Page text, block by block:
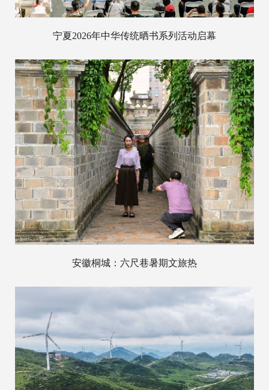
宁夏2026年中华传统晒书系列活动启幕
安徽桐城：六尺巷暑期文旅热